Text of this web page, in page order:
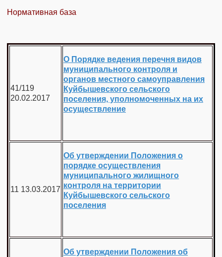
Нормативная база
41/119
20.02.2017
О Порядке ведения перечня видов
муниципального контроля и
органов местного самоуправления
Куйбышевского сельского
поселения, уполномоченных на их
осуществление
11 13.03.2017
Об утверждении Положения о
порядке осуществления
муниципального жилищного
контроля на территории
Куйбышевского сельского
поселения
Об утверждении Положения об